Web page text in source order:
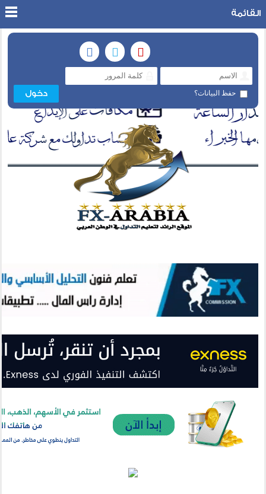
حفظ البيانات؟
القائمة